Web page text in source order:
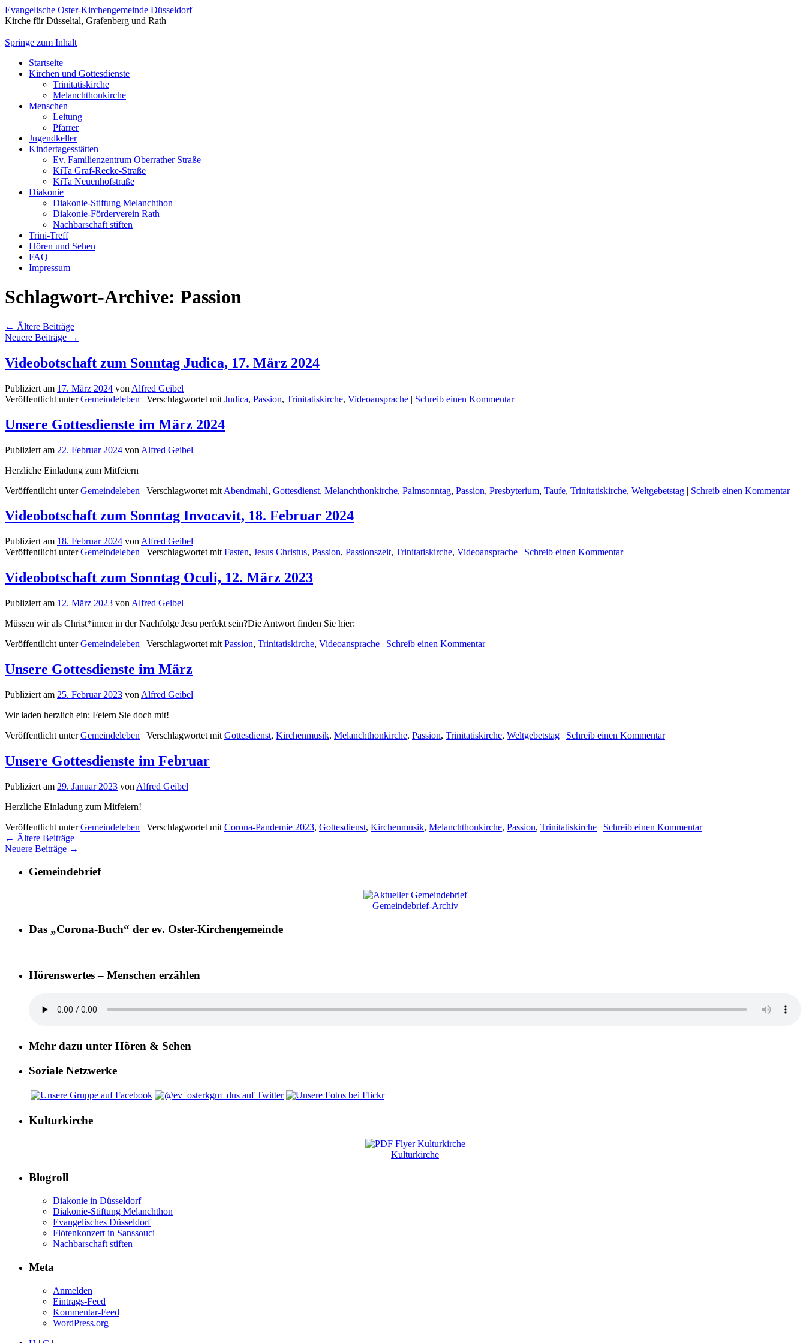
Evangelische Oster-Kirchengemeinde Düsseldorf
Kirche für Düsseltal, Grafenberg und Rath
Springe zum Inhalt
Startseite
Kirchen und Gottesdienste
Trinitatiskirche
Melanchthonkirche
Menschen
Leitung
Pfarrer
Jugendkeller
Kindertagesstätten
Ev. Familienzentrum Oberrather Straße
KiTa Graf-Recke-Straße
KiTa Neuenhofstraße
Diakonie
Diakonie-Stiftung Melanchthon
Diakonie-Förderverein Rath
Nachbarschaft stiften
Trini-Treff
Hören und Sehen
FAQ
Impressum
Schlagwort-Archive: Passion
← Ältere Beiträge
Neuere Beiträge →
Videobotschaft zum Sonntag Judica, 17. März 2024
Publiziert am 17. März 2024 von Alfred Geibel
Veröffentlicht unter Gemeindeleben | Verschlagwortet mit Judica, Passion, Trinitatiskirche, Videoansprache | Schreib einen Kommentar
Unsere Gottesdienste im März 2024
Publiziert am 22. Februar 2024 von Alfred Geibel
Herzliche Einladung zum Mitfeiern
Veröffentlicht unter Gemeindeleben | Verschlagwortet mit Abendmahl, Gottesdienst, Melanchthonkirche, Palmsonntag, Passion, Presbyterium, Taufe, Trinitatiskirche, Weltgebetstag | Schreib einen Kommentar
Videobotschaft zum Sonntag Invocavit, 18. Februar 2024
Publiziert am 18. Februar 2024 von Alfred Geibel
Veröffentlicht unter Gemeindeleben | Verschlagwortet mit Fasten, Jesus Christus, Passion, Passionszeit, Trinitatiskirche, Videoansprache | Schreib einen Kommentar
Videobotschaft zum Sonntag Oculi, 12. März 2023
Publiziert am 12. März 2023 von Alfred Geibel
Müssen wir als Christ*innen in der Nachfolge Jesu perfekt sein?Die Antwort finden Sie hier:
Veröffentlicht unter Gemeindeleben | Verschlagwortet mit Passion, Trinitatiskirche, Videoansprache | Schreib einen Kommentar
Unsere Gottesdienste im März
Publiziert am 25. Februar 2023 von Alfred Geibel
Wir laden herzlich ein: Feiern Sie doch mit!
Veröffentlicht unter Gemeindeleben | Verschlagwortet mit Gottesdienst, Kirchenmusik, Melanchthonkirche, Passion, Trinitatiskirche, Weltgebetstag | Schreib einen Kommentar
Unsere Gottesdienste im Februar
Publiziert am 29. Januar 2023 von Alfred Geibel
Herzliche Einladung zum Mitfeiern!
Veröffentlicht unter Gemeindeleben | Verschlagwortet mit Corona-Pandemie 2023, Gottesdienst, Kirchenmusik, Melanchthonkirche, Passion, Trinitatiskirche | Schreib einen Kommentar
← Ältere Beiträge
Neuere Beiträge →
Gemeindebrief
Gemeindebrief-Archiv
Das „Corona-Buch“ der ev. Oster-Kirchengemeinde
Hörenswertes – Menschen erzählen
Mehr dazu unter Hören & Sehen
Soziale Netzwerke
Kulturkirche
Kulturkirche
Blogroll
Diakonie in Düsseldorf
Diakonie-Stiftung Melanchthon
Evangelisches Düsseldorf
Flötenkonzert in Sanssouci
Nachbarschaft stiften
Meta
Anmelden
Eintrags-Feed
Kommentar-Feed
WordPress.org